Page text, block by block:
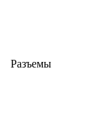
Разъемы